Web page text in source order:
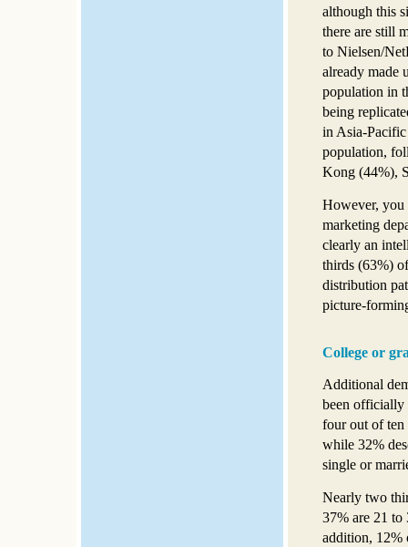
although this
there are still
to Nielsen/
already made
population in
being
in Asia-
population,
Kong (44%),
However, you
marketing
clearly an
thirds (63%)
distribution
picture-
College or
Additional
been officially
four out of ten
while 32%
single or
Nearly two
37% are 21 to
addition, 12%